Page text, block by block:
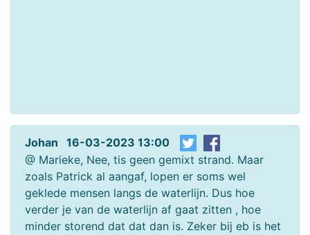
Johan 16-03-2023 13:00
@ Marieke, Nee, tis geen gemixt strand. Maar
zoals Patrick al aangaf, lopen er soms wel
geklede mensen langs de waterlijn. Dus hoe
verder je van de waterlijn af gaat zitten , hoe
minder storend dat dat dan is. Zeker bij eb is het